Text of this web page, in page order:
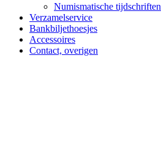
Numismatische tijdschriften
Verzamelservice
Bankbiljethoesjes
Accessoires
Contact, overigen